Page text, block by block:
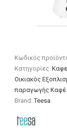
Κωδικός
Κατηγορίες:
Οικιακός
παραγωγής Καφέ
Brand:Teesa